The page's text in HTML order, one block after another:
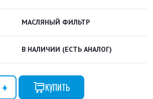
МАСЛЯНЫЙ ФИЛЬТР
В НАЛИЧИИ (ЕСТЬ АНАЛОГ)
КУПИТЬ